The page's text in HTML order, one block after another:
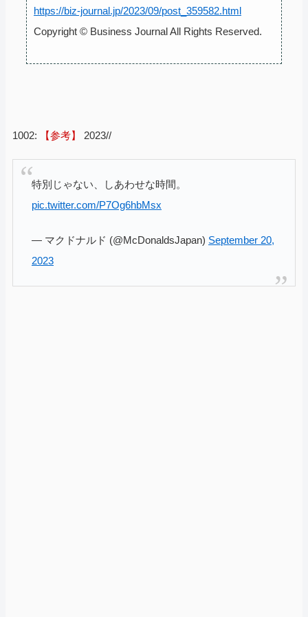
https://biz-journal.jp/2023/09/post_359582.html
Copyright © Business Journal All Rights Reserved.
1002: 【参考】 2023//
特別じゃない、しあわせな時間。
pic.twitter.com/P7Og6hbMsx
— マクドナルド (@McDonaldsJapan) September 20,
2023